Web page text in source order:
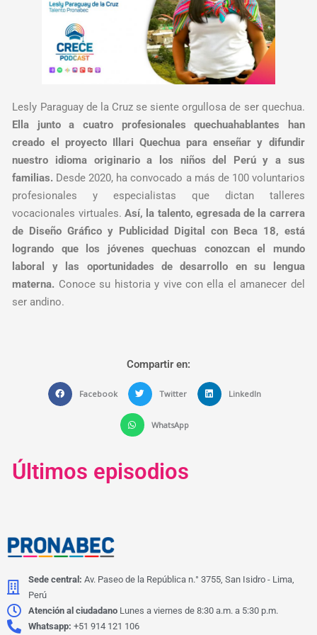
Lesly Paraguay de la Cruz se siente orgullosa de ser quechua.
Ella junto a cuatro profesionales quechuahablantes han
creado el proyecto Illari Quechua para enseñar y difundir
nuestro idioma originario a los niños del Perú y a sus
familias. Desde 2020, ha convocado a más de 100 voluntarios
profesionales y especialistas que dictan talleres
vocacionales virtuales. Así, la talento, egresada de la carrera
de Diseño Gráfico y Publicidad Digital con Beca 18, está
logrando que los jóvenes quechuas conozcan el mundo
laboral y las oportunidades de desarrollo en su lengua
materna. Conoce su historia y vive con ella el amanecer del
ser andino.
Compartir en:
Facebook Twitter LinkedIn
WhatsApp
Últimos episodios
Sede central: Av. Paseo de la República n.° 3755, San Isidro - Lima,
Perú
Atención al ciudadano Lunes a viernes de 8:30 a.m. a 5:30 p.m.
Whatsapp: +51 914 121 106